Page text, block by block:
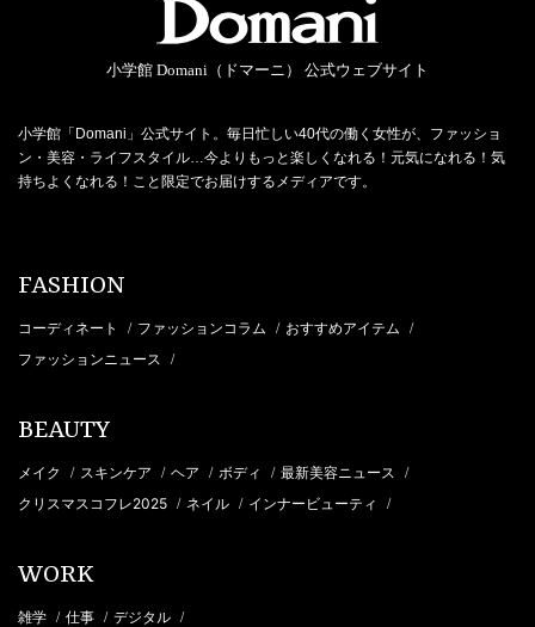
小学館 Domani（ドマーニ） 公式ウェブサイト
小学館「Domani」公式サイト。毎日忙しい40代の働く女性が、ファッショ
ン・美容・ライフスタイル…今よりもっと楽しくなれる！元気になれる！気
持ちよくなれる！こと限定でお届けするメディアです。
FASHION
コーディネート / ファッションコラム / おすすめアイテム /
ファッションニュース /
BEAUTY
メイク / スキンケア / ヘア / ボディ / 最新美容ニュース /
クリスマスコフレ2025 / ネイル / インナービューティ /
WORK
雑学 / 仕事 / デジタル /